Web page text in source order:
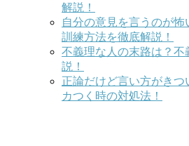
解説！
自分の意見を言うのが
訓練方法を徹底解説！
不義理な人の末路は？
説！
正論だけど言い方がき
カつく時の対処法！